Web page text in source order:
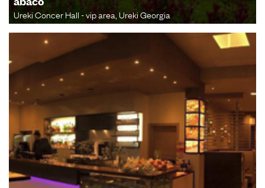
Ureki Concer Hall - vip area, Ureki Georgia